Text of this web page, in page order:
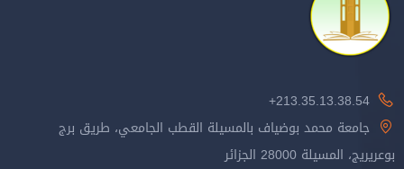
213.35.13.38.54+
جامعة محمد بوضياف بالمسيلة القطب الجامعي، طريق برج
بوعريريج، المسيلة 28000 الجزائر